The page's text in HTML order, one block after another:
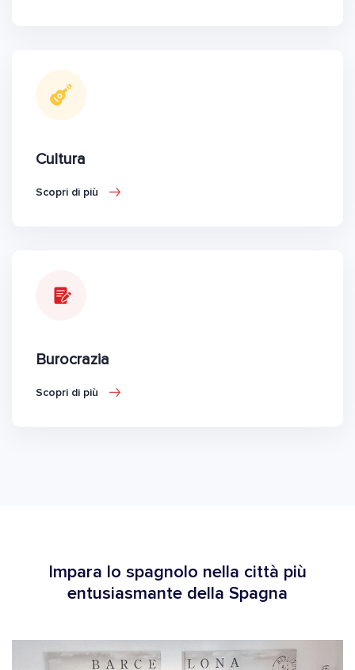
Cultura
Scopri di più
Burocrazia
Scopri di più
Impara lo spagnolo nella città più
entusiasmante della Spagna